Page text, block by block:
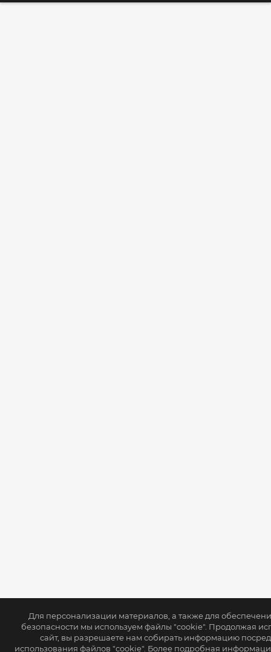
Для персонализации материалов, а также для
безопасности мы используем файлы "cookie". Продолжая
сайт, вы разрешаете нам собирать информацию
использования файлов "cookie". Более подробная